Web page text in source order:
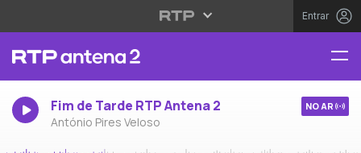
Entrar
Fim de Tarde RTP Antena 2
António Pires Veloso
NO AR